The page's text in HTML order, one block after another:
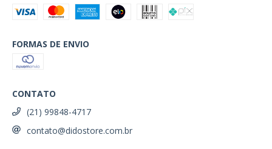
FORMAS DE ENVIO
CONTATO
(21) 99848-4717
contato@didostore.com.br